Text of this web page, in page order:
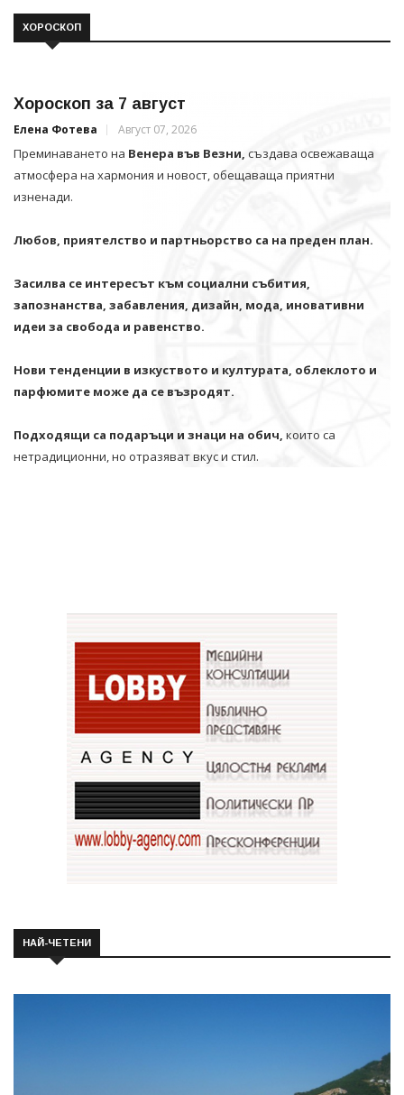
ХОРОСКОП
Хороскоп за 7 август
Елена Фотева Август 07, 2026
Преминаването на Венера във Везни, създава освежаваща
атмосфера на хармония и новост, обещаваща приятни
изненади.
Любов, приятелство и партньорство са на преден план.
Засилва се интересът към социални събития,
запознанства, забавления, дизайн, мода, иновативни
идеи за свобода и равенство.
Нови тенденции в изкуството и културата, облеклото и
парфюмите може да се възродят.
Подходящи са подаръци и знаци на обич, които са
нетрадиционни, но отразяват вкус и стил.
НАЙ-ЧЕТЕНИ